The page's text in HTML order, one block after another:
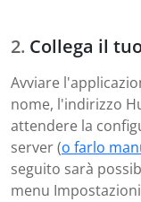
Collega il
Avviare
nome, l'indirizzo
attendere la
server (o farlo
seguito sarà
menu